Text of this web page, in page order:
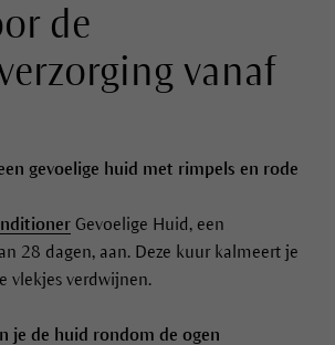
de
vanaf
gevoelige huid met rimpels en rode
Gevoelige Huid, een
28 dagen, aan. Deze kuur kalmeert je
vlekjes verdwijnen.
je de huid rondom de ogen